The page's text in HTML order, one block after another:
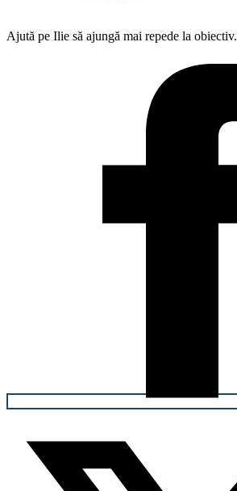
Ajută pe Ilie să ajungă mai repede la obiectiv.